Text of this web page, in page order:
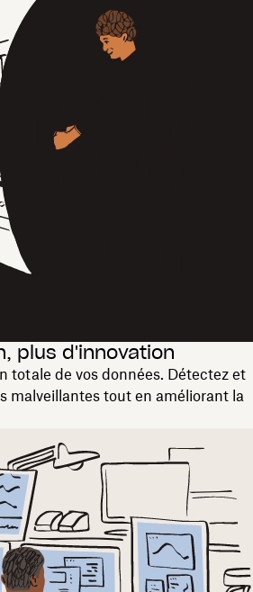
plus d'innovation
totale de vos données. Détectez et
malveillantes tout en améliorant la